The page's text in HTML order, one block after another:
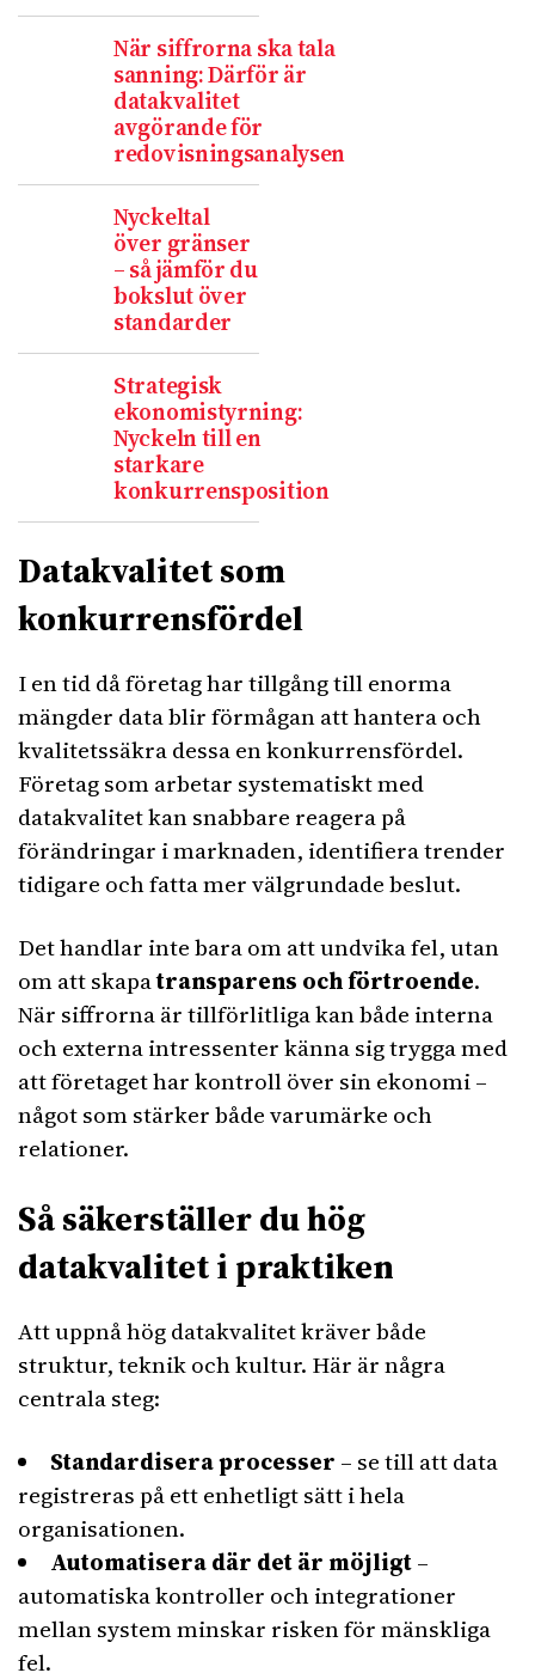
När siffrorna ska tala
sanning: Därför är
datakvalitet
avgörande för
redovisningsanalysen
Nyckeltal
över gränser
– så jämför du
bokslut över
standarder
Strategisk
ekonomistyrning:
Nyckeln till en
starkare
konkurrensposition
Datakvalitet som
konkurrensfördel
I en tid då företag har tillgång till enorma
mängder data blir förmågan att hantera och
kvalitetssäkra dessa en konkurrensfördel.
Företag som arbetar systematiskt med
datakvalitet kan snabbare reagera på
förändringar i marknaden, identifiera trender
tidigare och fatta mer välgrundade beslut.
Det handlar inte bara om att undvika fel, utan
om att skapatransparens och förtroende.
När siffrorna är tillförlitliga kan både interna
och externa intressenter känna sig trygga med
att företaget har kontroll över sin ekonomi –
något som stärker både varumärke och
relationer.
Så säkerställer du hög
datakvalitet i praktiken
Att uppnå hög datakvalitet kräver både
struktur, teknik och kultur. Här är några
centrala steg:
Standardisera processer – se till att data
registreras på ett enhetligt sätt i hela
organisationen.
Automatisera där det är möjligt–
automatiska kontroller och integrationer
mellan system minskar risken för mänskliga
fel.